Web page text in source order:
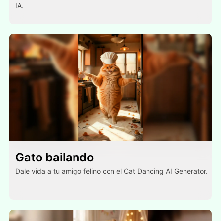
IA.
Gato bailando
Dale vida a tu amigo felino con el Cat Dancing AI Generator.